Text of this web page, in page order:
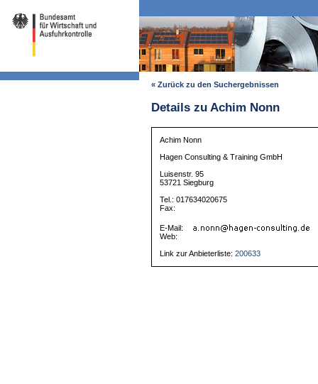
« Zurück zu den Suchergebnissen
Details zu Achim Nonn
Achim Nonn
Hagen Consulting & Training GmbH
Luisenstr. 95
53721 Siegburg
Tel.: 017634020675
Fax:
E-Mail:
Web:
Link zur Anbieterliste:200633